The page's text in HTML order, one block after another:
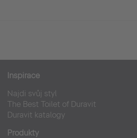
Inspirace
Najdi svůj styl
The Best Toilet of Duravit
Duravit katalogy
Produkty